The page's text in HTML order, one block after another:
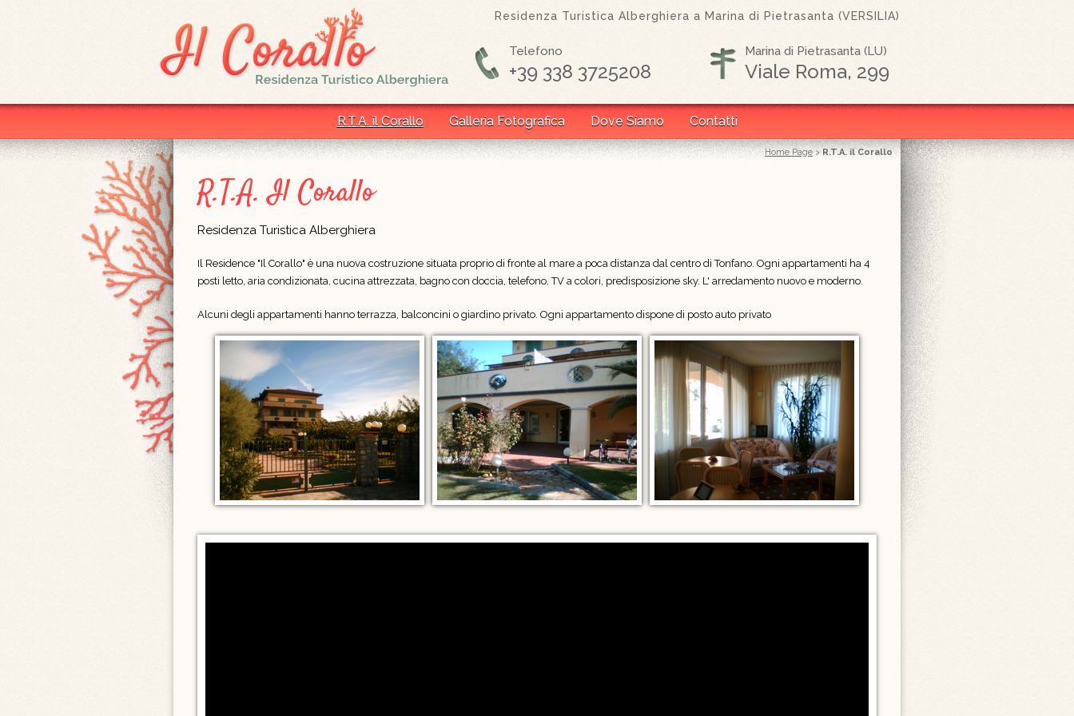
Residenza Turistica Alberghiera a Marina di Pietrasanta (VERSILIA)
Telefono
+39 338 3725208
Marina di Pietrasanta (LU)
Viale Roma, 299
R.T.A. il Corallo Galleria Fotografica Dove Siamo Contatti
Home Page> R.T.A. il Corallo
R.T.A. Il Corallo
Residenza Turistica Alberghiera
Il Residence "Il Corallo" è una nuova costruzione situata proprio di fronte al mare a poca distanza dal centro di Tonfano. Ogni appartamenti ha 4
posti letto, aria condizionata, cucina attrezzata, bagno con doccia, telefono, TV a colori, predisposizione sky. L' arredamento nuovo e moderno.
Alcuni degli appartamenti hanno terrazza, balconcini o giardino privato. Ogni appartamento dispone di posto auto privato